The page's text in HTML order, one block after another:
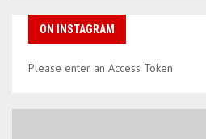
ON INSTAGRAM
Please enter an Access Token